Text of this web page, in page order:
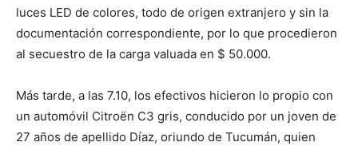
luces LED de colores, todo de origen extranjero y sin la
documentación correspondiente, por lo que procedieron
al secuestro de la carga valuada en $ 50.000.
Más tarde, a las 7.10, los efectivos hicieron lo propio con
un automóvil Citroën C3 gris, conducido por un joven de
27 años de apellido Díaz, oriundo de Tucumán, quien